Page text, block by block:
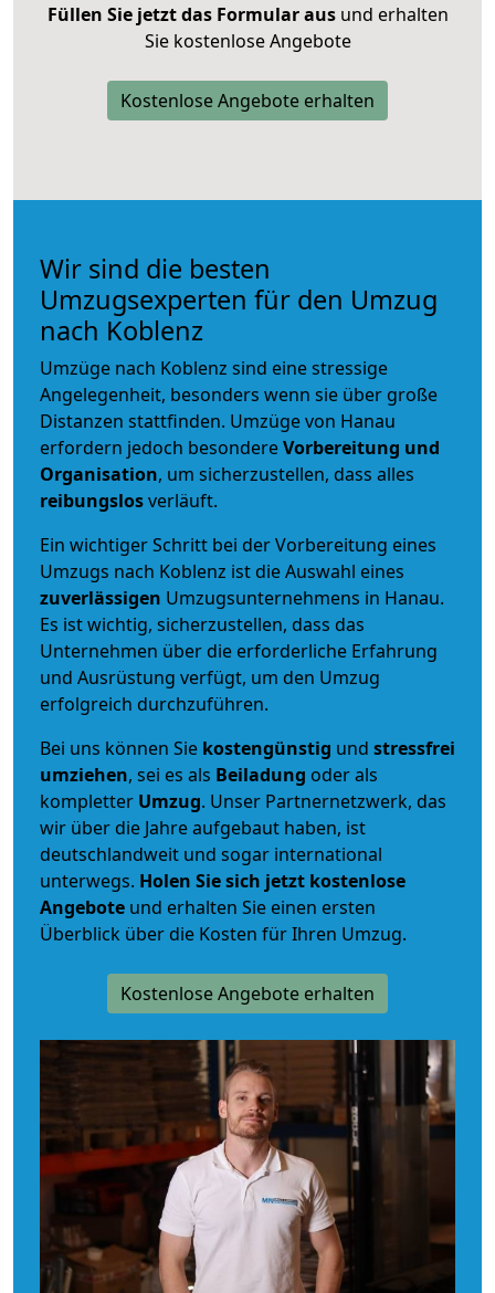
Füllen Sie jetzt das Formular ausund erhalten
Sie kostenlose Angebote
Kostenlose Angebote erhalten
Wir sind die besten
Umzugsexperten für den Umzug
nach Koblenz
Umzüge nach Koblenz sind eine stressige
Angelegenheit, besonders wenn sie über große
Distanzen stattfinden. Umzüge von Hanau
erfordern jedoch besondereVorbereitung und
Organisation, um sicherzustellen, dass alles
reibungslosverläuft.
Ein wichtiger Schritt bei der Vorbereitung eines
Umzugs nach Koblenz ist die Auswahl eines
zuverlässigen Umzugsunternehmens in Hanau.
Es ist wichtig, sicherzustellen, dass das
Unternehmen über die erforderliche Erfahrung
und Ausrüstung verfügt, um den Umzug
erfolgreich durchzuführen.
Bei uns können Sie kostengünstig und stressfrei
umziehen, sei es als Beiladung oder als
kompletter Umzug. Unser Partnernetzwerk, das
wir über die Jahre aufgebaut haben, ist
deutschlandweit und sogar international
unterwegs. Holen Sie sich jetzt kostenlose
Angebote und erhalten Sie einen ersten
Überblick über die Kosten für Ihren Umzug.
Kostenlose Angebote erhalten